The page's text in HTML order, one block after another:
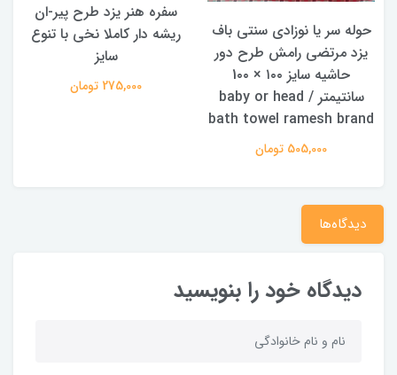
حوله سر یا نوزادی سنتی باف
یزد مرتضی رامش طرح دور
حاشیه سایز ۱۰۰ × 1۰۰
سانتیمتر / baby or head
bath towel ramesh brand
505,000 تومان
سفره هنر یزد طرح پیر-ان
ریشه دار کاملا نخی با تنوع
سایز
275,000 تومان
دیدگاه‌ها
دیدگاه خود را بنویسید